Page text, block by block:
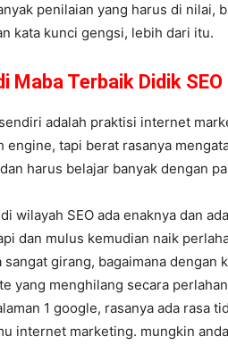
penilaian yang harus di nilai,
kata kunci gengsi, lebih dari itu.
Maba Terbaik Didik
adalah praktisi internet
tapi berat rasanya
harus belajar banyak dengan
wilayah SEO ada enaknya dan
dan mulus kemudian naik
girang, bagaimana dengan
yang menghilang secara
1 google, rasanya ada rasa
internet marketing. mungkin